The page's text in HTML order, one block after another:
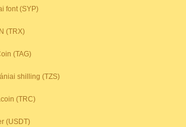
font (SYP)
(TRX)
(TAG)
shilling (TZS)
(TRC)
(USDT)